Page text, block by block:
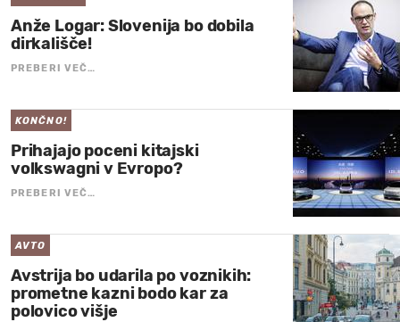
Anže Logar: Slovenija bo dobila
dirkališče!
PREBERI VEČ…
KONČNO!
Prihajajo poceni kitajski
volkswagni v Evropo?
PREBERI VEČ…
AVTO
Avstrija bo udarila po voznikih:
prometne kazni bodo kar za
polovico višje